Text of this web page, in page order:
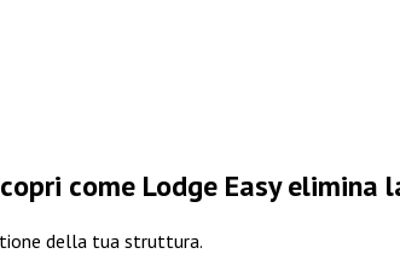
come Lodge Easy
della tua struttura.